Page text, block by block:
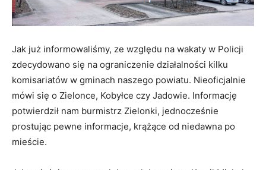
Jak już informowaliśmy, ze względu na wakaty w Policji
zdecydowano się na ograniczenie działalności kilku
komisariatów w gminach naszego powiatu. Nieoficjalnie
mówi się o Zielonce, Kobyłce czy Jadowie. Informację
potwierdził nam burmistrz Zielonki, jednocześnie
prostując pewne informacje, krążące od niedawna po
mieście.